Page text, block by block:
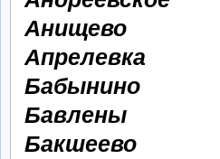
Анищево
Апрелевка
Бабынино
Бавлены
Бакшеево